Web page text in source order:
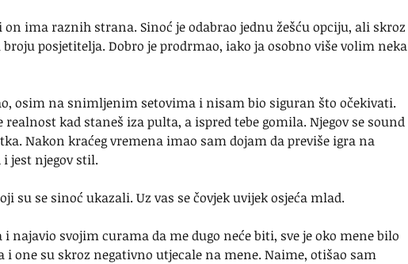
ima raznih strana. Sinoć je odabrao jednu žešću opciju, ali skroz
posjetitelja. Dobro je prodrmao, iako ja osobno više volim neka
osim na snimljenim setovima i nisam bio siguran što očekivati.
realnost kad staneš iza pulta, a ispred tebe gomila. Njegov se sound
Nakon kraćeg vremena imao sam dojam da previše igra na
jest njegov stil.
su se sinoć ukazali. Uz vas se čovjek uvijek osjeća mlad.
i najavio svojim curama da me dugo neće biti, sve je oko mene bilo
one su skroz negativno utjecale na mene. Naime, otišao sam